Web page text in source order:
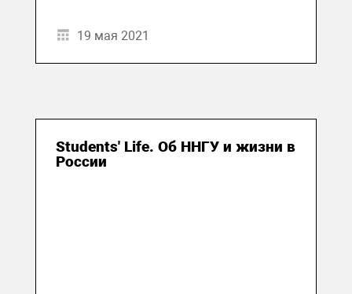
19 мая 2021
Students' Life. Об ННГУ и жизни в
России